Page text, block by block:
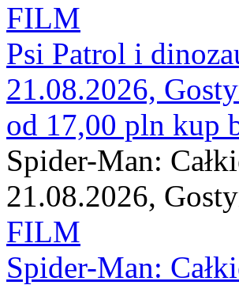
FILM
Psi Patrol i
21.08.2026,
od 17,00 pln kup
Spider-Man:
21.08.2026,
FILM
Spider-Man: